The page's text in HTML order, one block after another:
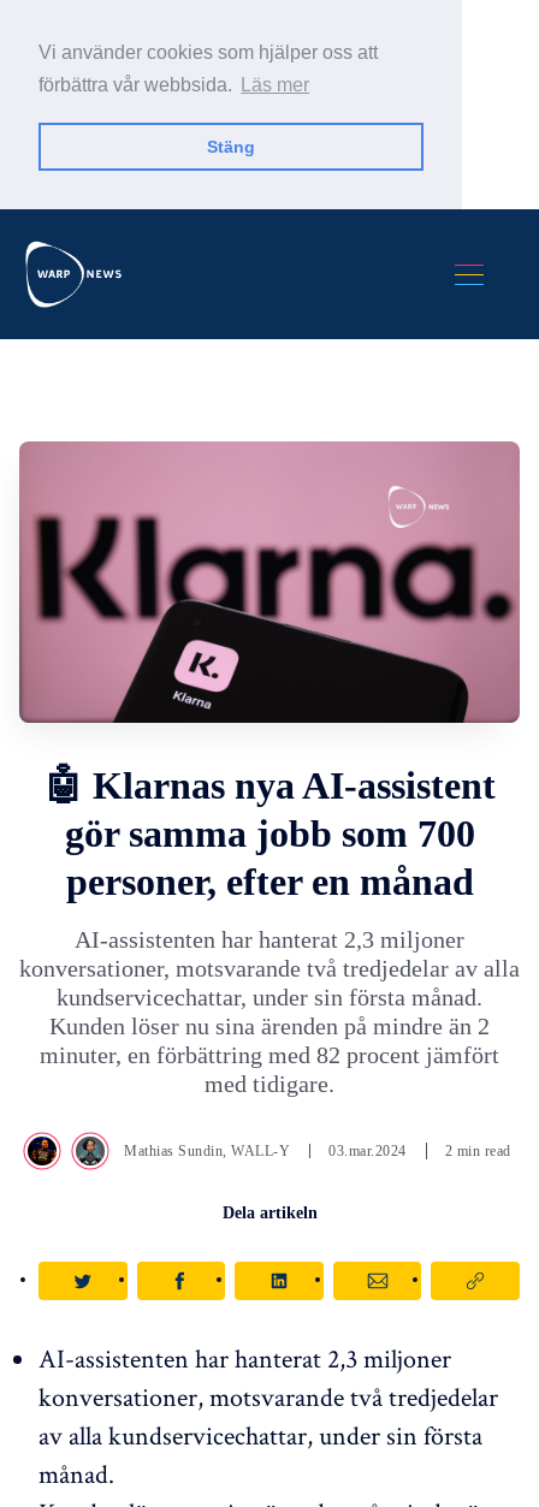
Vi använder cookies som hjälper oss att
förbättra vår webbsida.
Läs mer
Stäng
🤖 Klarnas nya AI-assistent
gör samma jobb som 700
personer, efter en månad
AI-assistenten har hanterat 2,3 miljoner
konversationer, motsvarande två tredjedelar av alla
kundservicechattar, under sin första månad.
Kunden löser nu sina ärenden på mindre än 2
minuter, en förbättring med 82 procent jämfört
med tidigare.
Mathias Sundin,WALL-Y 03.mar.2024 2 min read
Dela artikeln
AI-assistenten har hanterat 2,3 miljoner
konversationer, motsvarande två tredjedelar
av alla kundservicechattar, under sin första
månad.